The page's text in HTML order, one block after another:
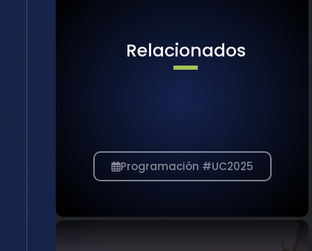
Relacionados
Programación #UC2025